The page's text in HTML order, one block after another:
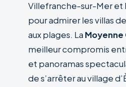
Villefranche-sur-Mer et
pour admirer les villas
aux plages. La
meilleur compromis
et panoramas
de s’arrêter au village